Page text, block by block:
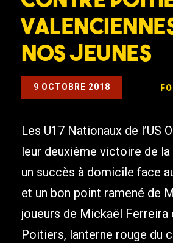
nos jeunes
9 OCTOBRE 2018
Les U17 Nationaux de l’US
leur deuxième victoire de la
un succès à domicile face
et un bon point ramené de
joueurs de Mickaël Ferreira
Poitiers, lanterne rouge du